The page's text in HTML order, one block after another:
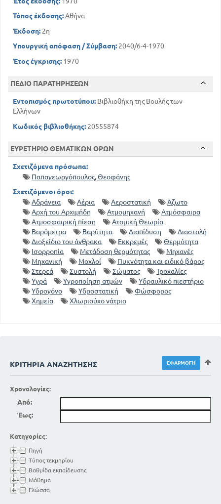
Τόπος έκδοσης:Αθήνα
Έκδοση: 2η
Υπουργική απόφαση / Σύμβαση: 2040/6-4-1970
Έτος έγκρισης: 1970
ΠΕΔΙΟ ΠΑΡΑΤΗΡΗΣΕΩΝ
Εντοπισμός πρωτοτύπου: Βιβλιοθήκη της Βουλής των
Ελλήνων
Κωδικός βιβλιοθήκης: 20555874
ΕΥΡΕΤΗΡΙΟ ΘΕΜΑΤΙΚΩΝ ΟΡΩΝ
Σχετιζόμενα πρόσωπα:
Παπαγεωργόπουλος, Θεοφάνης
Σχετιζόμενοι όροι:
Αδράνεια
Αέρια Αεροστατική
Άζωτο
Αρχή του Αρχιμήδη
Ατμομηχανή
Ατμόσφαιρα
Ατμοσφαιρική πίεση
Ατομική Θεωρία
Βαρόμετρα
Βαρύτητα Διαπίδυση
Διαστολή
Διοξείδιο του άνθρακα
Εκκρεμές
Θερμότητα
Ισορροπία
Μετάδοση θερμότητας
Μηχανές
Μηχανική
Μοχλοί
Πυκνότητα και ειδικό βάρος
Στερεά
Συστολή Σώματος
Τροχαλίες
Υγρά
Υγροποίηση ατμών
Υδραυλικό πιεστήριο
Υδρογόνο
Υδροστατική
Φώσφορος
Χημεία
Χλωριούχο νάτριο
ΚΡΙΤΉΡΙΑ ΑΝΑΖΉΤΗΣΗΣ
Χρονολογίες:
Από:
Έως:
Κατηγορίες:
Πηγή
Τύπος τεκμηρίου
Βαθμίδα εκπαίδευσης
Μάθημα
Γλώσσα